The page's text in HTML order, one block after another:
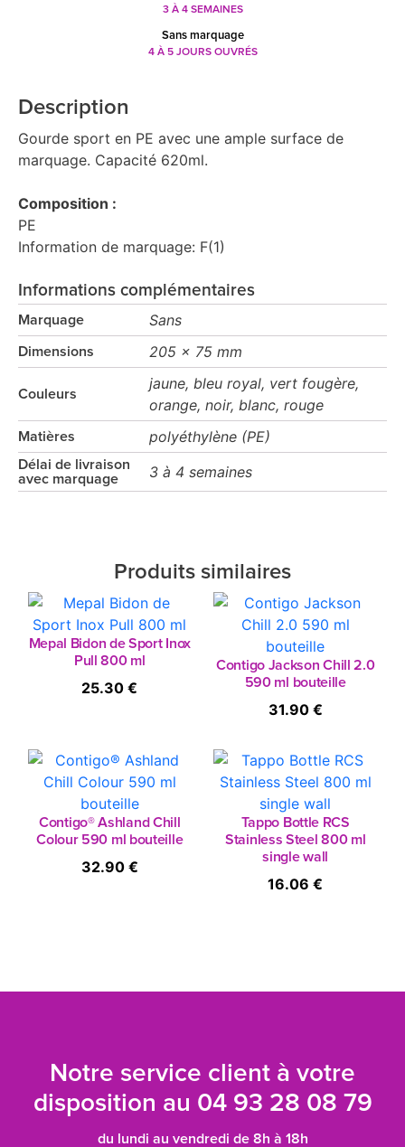
3 À 4 SEMAINES
Sans marquage
4 À 5 JOURS OUVRÉS
Description
Gourde sport en PE avec une ample surface de
marquage. Capacité 620ml.
Composition :
PE
Information de marquage: F(1)
Informations complémentaires
Marquage Sans
Dimensions 205 x 75 mm
Couleurs
jaune, bleu royal, vert fougère,
orange, noir, blanc, rouge
Matières polyéthylène (PE)
Délai de livraison
avec marquage
3 à 4 semaines
Produits similaires
Mepal Bidon de Sport Inox
Pull 800 ml
25.30 €
Contigo Jackson Chill 2.0
590 ml bouteille
31.90 €
Contigo® Ashland Chill
Colour 590 ml bouteille
32.90 €
Tappo Bottle RCS
Stainless Steel 800 ml
single wall
16.06 €
Notre service client à votre
disposition au 04 93 28 08 79
du lundi au vendredi de 8h à 18h